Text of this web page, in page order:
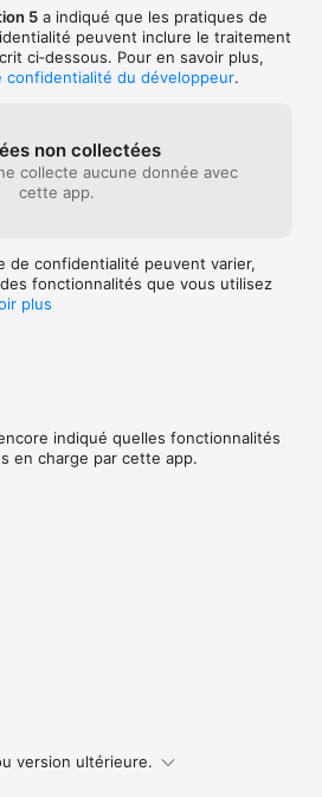
5 a indiqué que les pratiques de
peuvent inclure le traitement
ci‑dessous. Pour en savoir plus,
confidentialité du développeur.
non collectées
collecte aucune donnée avec
cette app.
de confidentialité peuvent varier,
fonctionnalités que vous utilisez
plus
indiqué quelles fonctionnalités
en charge par cette app.
version ultérieure.